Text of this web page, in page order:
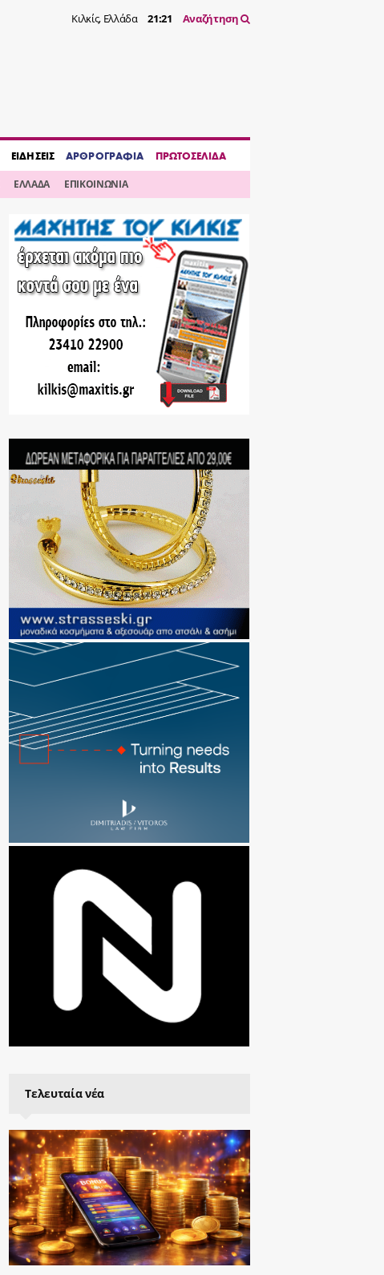
Κιλκίς, Ελλάδα 21:21 Αναζήτηση
ΕΙΔΗΣΕΙΣ ΑΡΘΡΟΓΡΑΦΙΑ ΠΡΩΤΟΣΕΛΙΔΑ
ΕΛΛΑΔΑ ΕΠΙΚΟΙΝΩΝΙΑ
Τελευταία νέα